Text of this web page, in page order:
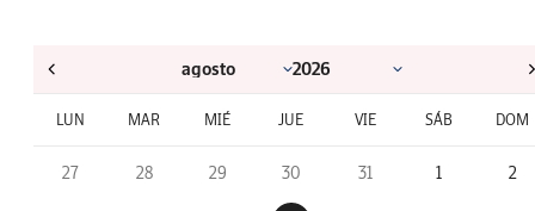
LUN MAR MIÉ JUE VIE SÁB DOM
27 28 29 30 31 1 2